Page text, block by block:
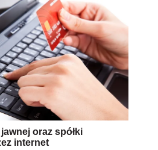
oraz spółki
internet